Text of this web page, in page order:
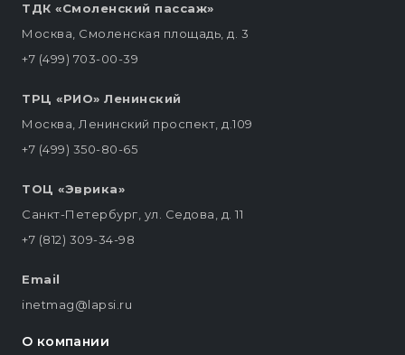
ТДК «Смоленский пассаж»
Москва, Смоленская площадь, д. 3
+7 (499) 703-00-39
ТРЦ «РИО» Ленинский
Москва, Ленинский проспект, д.109
+7 (499) 350-80-65
ТОЦ «Эврика»
Санкт-Петербург, ул. Седова, д. 11
+7 (812) 309-34-98
Email
inetmag@lapsi.ru
О компании